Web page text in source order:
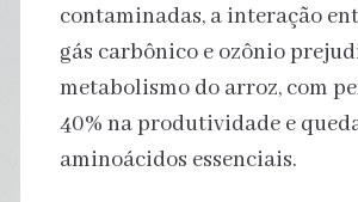
contaminadas, a interação
gás carbônico e ozônio
metabolismo do arroz, com
40% na produtividade e
aminoácidos essenciais.